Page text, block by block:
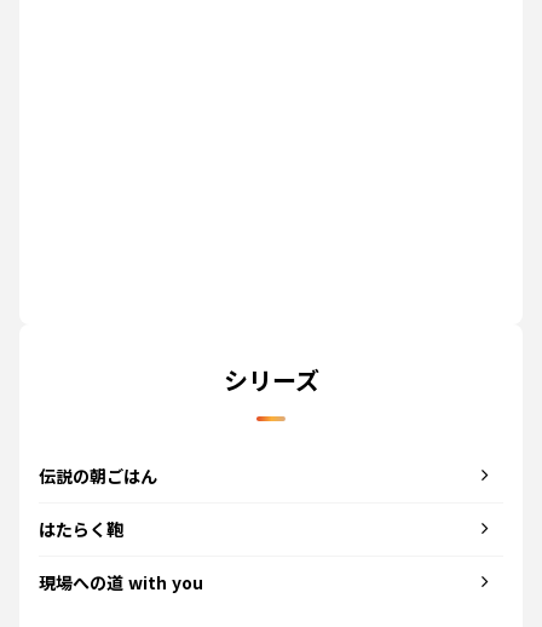
シリーズ
伝説の朝ごはん
はたらく鞄
現場への道 with you